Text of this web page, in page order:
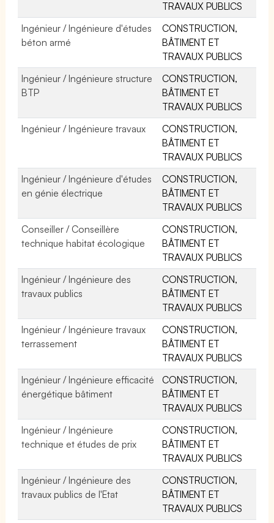
TRAVAUX PUBLICS
Ingénieur / Ingénieure d'études
béton armé
CONSTRUCTION,
BÂTIMENT ET
TRAVAUX PUBLICS
Ingénieur / Ingénieure structure
BTP
CONSTRUCTION,
BÂTIMENT ET
TRAVAUX PUBLICS
Ingénieur / Ingénieure travaux
CONSTRUCTION,
BÂTIMENT ET
TRAVAUX PUBLICS
Ingénieur / Ingénieure d'études
en génie électrique
CONSTRUCTION,
BÂTIMENT ET
TRAVAUX PUBLICS
Conseiller / Conseillère
technique habitat écologique
CONSTRUCTION,
BÂTIMENT ET
TRAVAUX PUBLICS
Ingénieur / Ingénieure des
travaux publics
CONSTRUCTION,
BÂTIMENT ET
TRAVAUX PUBLICS
Ingénieur / Ingénieure travaux
terrassement
CONSTRUCTION,
BÂTIMENT ET
TRAVAUX PUBLICS
Ingénieur / Ingénieure efficacité
énergétique bâtiment
CONSTRUCTION,
BÂTIMENT ET
TRAVAUX PUBLICS
Ingénieur / Ingénieure
technique et études de prix
CONSTRUCTION,
BÂTIMENT ET
TRAVAUX PUBLICS
Ingénieur / Ingénieure des
travaux publics de l'Etat
CONSTRUCTION,
BÂTIMENT ET
TRAVAUX PUBLICS